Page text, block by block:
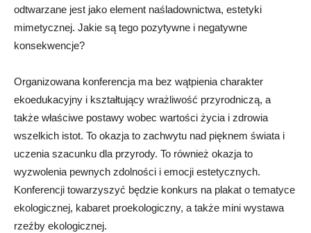
odtwarzane jest jako element naśladownictwa, estetyki
mimetycznej. Jakie są tego pozytywne i negatywne
konsekwencje?
Organizowana konferencja ma bez wątpienia charakter
ekoedukacyjny i kształtujący wrażliwość przyrodniczą, a
także właściwe postawy wobec wartości życia i zdrowia
wszelkich istot. To okazja to zachwytu nad pięknem świata i
uczenia szacunku dla przyrody. To również okazja to
wyzwolenia pewnych zdolności i emocji estetycznych.
Konferencji towarzyszyć będzie konkurs na plakat o tematyce
ekologicznej, kabaret proekologiczny, a także mini wystawa
rzeźby ekologicznej.